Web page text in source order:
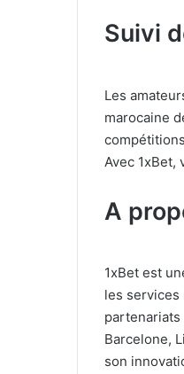
Suivi
Les
marocaine
Avec 1xBet,
A
1xBet est
les services
Barcelone,
son